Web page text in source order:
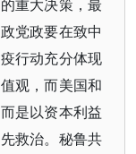
重大决策，最
党政要在致中
行动充分体现
观，而美国和
是以资本利益
救治。秘鲁共